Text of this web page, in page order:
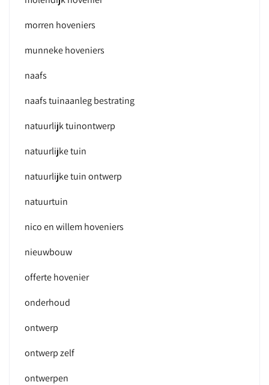
morren hoveniers
munneke hoveniers
naafs
naafs tuinaanleg bestrating
natuurlijk tuinontwerp
natuurlijke tuin
natuurlijke tuin ontwerp
natuurtuin
nico en willem hoveniers
nieuwbouw
offerte hovenier
onderhoud
ontwerp
ontwerp zelf
ontwerpen